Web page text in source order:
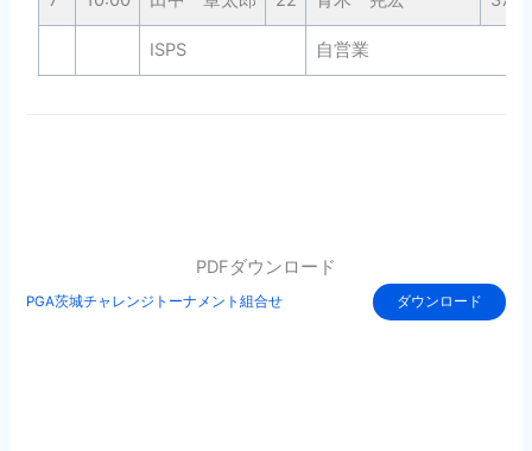
ISPS 自営業
PDFダウンロード
PGA茨城チャレンジトーナメント組合せ ダウンロード